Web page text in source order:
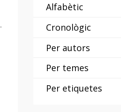
Alfabètic
Cronològic
Per autors
Per temes
Per etiquetes